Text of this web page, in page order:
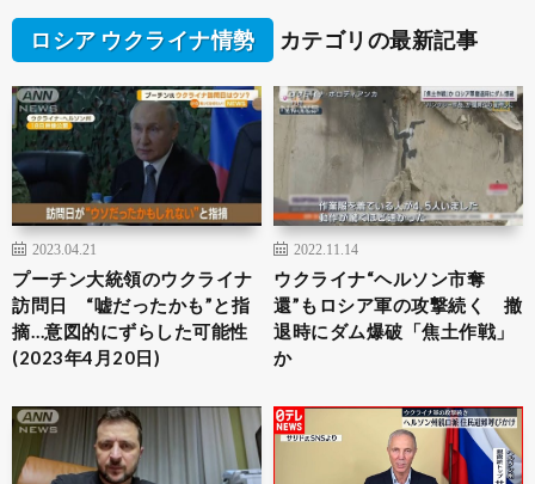
ロシア ウクライナ情勢 カテゴリの最新記事
2023.04.21
プーチン大統領のウクライナ
訪問日 “嘘だったかも”と指
摘…意図的にずらした可能性
(2023年4月20日)
2022.11.14
ウクライナ“ヘルソン市奪
還”もロシア軍の攻撃続く 撤
退時にダム爆破「焦土作戦」
か